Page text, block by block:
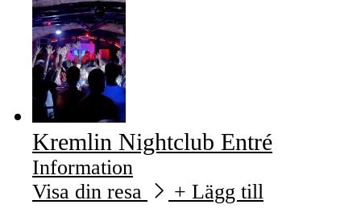
Kremlin Nightclub Entré
Information
Visa din resa
+ Lägg till